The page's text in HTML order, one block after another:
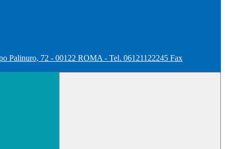
Palinuro, 72 - 00122 ROMA - Tel. 06121122245 Fax